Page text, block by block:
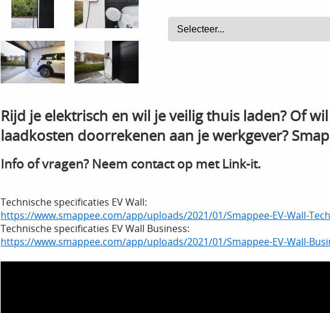
Rijd je elektrisch en wil je veilig thuis laden? Of
laadkosten doorrekenen aan je werkgever?
Info of vragen? Neem contact op met Link-it.
Technische specificaties EV Wall:
https://www.smappee.com/app/uploads/2021/01/Smappee-EV-Wall-
Technische specificaties EV Wall Business:
https://www.smappee.com/app/uploads/2021/01/Smappee-EV-Wall-